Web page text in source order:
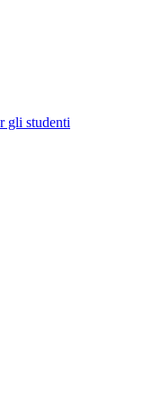
gli studenti